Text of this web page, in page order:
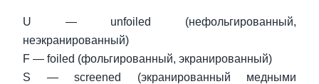
U — unfoiled (нефольгированный,
неэкранированный)
F — foiled (фольгированный, экранированный)
S — screened (экранированный медными